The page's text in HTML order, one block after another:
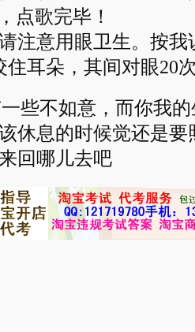
点歌完毕！
注意用眼卫生。按
住耳朵，其间对眼20
些不如意，而你我
休息的时候觉还是
回哪儿去吧